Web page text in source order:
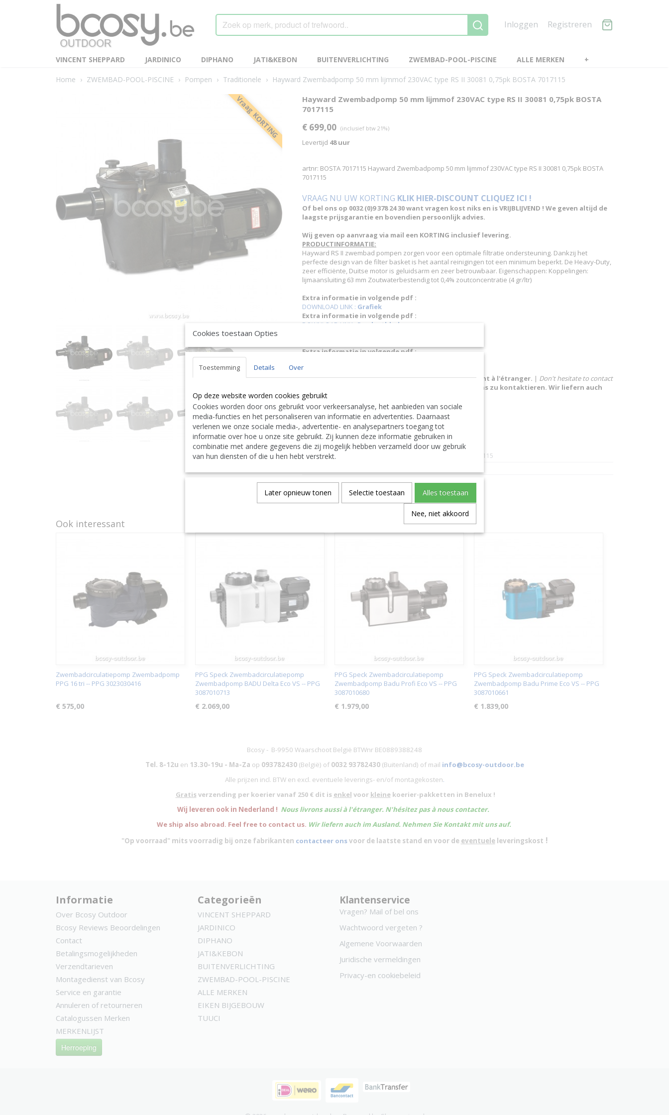
Inloggen Registreren
VINCENT SHEPPARD JARDINICO DIPHANO JATI&KEBON BUITENVERLICHTING ZWEMBAD-POOL-PISCINE ALLE MERKEN +
Home › ZWEMBAD-POOL-PISCINE › Pompen › Traditionele › Hayward Zwembadpomp 50 mm lijmmof 230VAC type RS II 30081 0,75pk BOSTA 7017115
Vraag KORTING
Hayward Zwembadpomp 50 mm lijmmof 230VAC type RS II 30081 0,75pk BOSTA
7017115
€ 699,00 (inclusief btw 21%)
Levertijd 48 uur
artnr: BOSTA 7017115 Hayward Zwembadpomp 50 mm lijmmof 230VAC type RS II 30081 0,75pk BOSTA
7017115
VRAAG NU UW KORTING KLIK HIER-DISCOUNT CLIQUEZ ICI !
Of bel ons op 0032 (0)9 378 24 30 want vragen kost niks en is VRIJBLIJVEND ! We geven altijd de
laagste prijsgarantie en bovendien persoonlijk advies.
Wij geven op aanvraag via mail een KORTING inclusief levering.
PRODUCTINFORMATIE:
Hayward RS II zwembad pompen zorgen voor een optimale filtratie ondersteuning. Dankzij het
perfecte design van de filter basket is het aantal reinigingen tot een minimum beperkt. De Heavy-Duty,
zeer efficiënte, Duitse motor is geluidsarm en zeer betrouwbaar. Eigenschappen: Koppelingen:
lijmaansluiting 63 mm Zoutwaterbestendig tot 0,4% zoutconcentratie (4 gr/ltr)
Extra informatie in volgende pdf :
DOWNLOAD LINK : Grafiek
Extra informatie in volgende pdf :
DOWNLOAD LINK : Productblad
Extra informatie in volgende pdf :
N'hésitez pas à nous contacter. Nous livrons également à l'étranger. | Don't hesitate to contact
Bitte zögern Sie nicht uns zu kontaktieren. Wir liefern auch
ins Ausland. TEL: 0032 9 378 24 30 or Mail:
CONTACT BcosyCLICK-CLIQUEZ ICI !
Specificaties
Productcode
BO-7017115
Save
Ook interessant
Zwembadcirculatiepomp Zwembadpomp
PPG 16 tri -- PPG 3023030416
€ 575,00
PPG Speck Zwembadcirculatiepomp
Zwembadpomp BADU Delta Eco VS -- PPG
3087010713
€ 2.069,00
PPG Speck Zwembadcirculatiepomp
Zwembadpomp Badu Profi Eco VS -- PPG
3087010680
€ 1.979,00
PPG Speck Zwembadcirculatiepomp
Zwembadpomp Badu Prime Eco VS -- PPG
3087010661
€ 1.839,00
Bcosy - B-9950 Waarschoot België BTWnr BE0889388248
Tel. 8-12u en 13.30-19u - Ma-Za op 093782430(België) of 0032 93782430(Buitenland) of mail info@bcosy-outdoor.be
Alle prijzen incl. BTW en excl. eventuele leverings- en/of montagekosten.
Gratis verzending per koerier vanaf 250 € dit is enkel voor kleinekoerier-pakketten in Benelux !
Wij leveren ook in Nederland ! Nous livrons aussi à l'étranger. N'hésitez pas à nous contacter.
We ship also abroad. Feel free to contact us. Wir liefern auch im Ausland. Nehmen Sie Kontakt mit uns auf.
"Op voorraad" mits voorradig bij onze fabrikanten contacteer onsvoor de laatste stand en voor de eventueleleveringskost !
Informatie
Over Bcosy Outdoor
Bcosy Reviews Beoordelingen
Contact
Betalingsmogelijkheden
Verzendtarieven
Montagedienst van Bcosy
Service en garantie
Annuleren of retourneren
Catalogussen Merken
MERKENLIJST
Herroeping
Categorieën
VINCENT SHEPPARD
JARDINICO
DIPHANO
JATI&KEBON
BUITENVERLICHTING
ZWEMBAD-POOL-PISCINE
ALLE MERKEN
EIKEN BIJGEBOUW
TUUCI
Klantenservice
Vragen? Mail of bel ons
Wachtwoord vergeten ?
Algemene Voorwaarden
Juridische vermeldingen
Privacy-en cookiebeleid
Cookies toestaan Opties
Toestemming Details Over
Op deze website worden cookies gebruikt
Cookies worden door ons gebruikt voor verkeersanalyse, het aanbieden van sociale
media-functies en het personaliseren van informatie en advertenties. Daarnaast
verlenen we onze sociale media-, advertentie- en analysepartners toegang tot
informatie over hoe u onze site gebruikt. Zij kunnen deze informatie gebruiken in
combinatie met andere gegevens die zij mogelijk hebben verzameld door uw gebruik
van hun diensten of die u hen hebt verstrekt.
Later opnieuw tonen Selectie toestaan Alles toestaan
Nee, niet akkoord